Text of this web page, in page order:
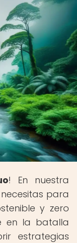
! En nuestra
para
y zero
en la batalla
estrategias